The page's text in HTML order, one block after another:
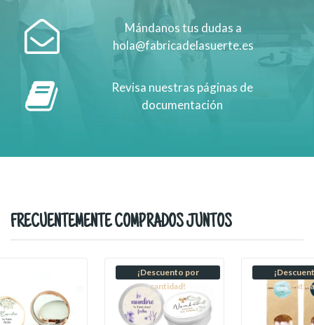
Mándanos tus dudas a
hola@fabricadelasuerte.es
Revisa nuestras páginas de
documentación
FRECUENTEMENTE COMPRADOS JUNTOS
¡Descuento por
cantidad!